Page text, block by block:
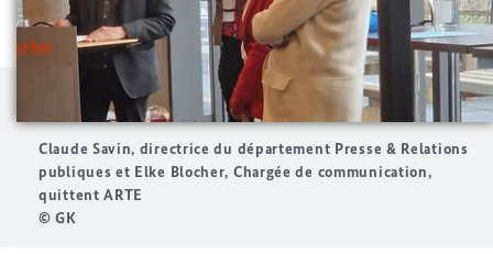
Claude Savin, directrice du département Presse & Relations
publiques et Elke Blocher, Chargée de communication,
quittent ARTE
© GK